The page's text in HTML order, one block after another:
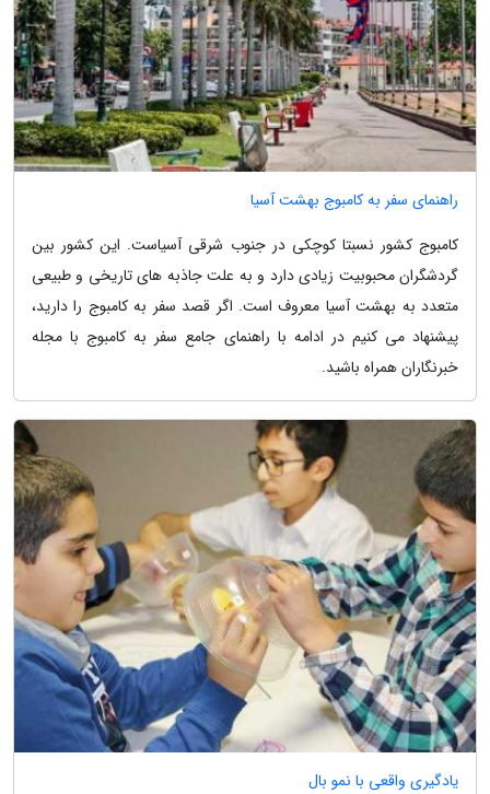
راهنمای سفر به کامبوج بهشت آسیا
کامبوج کشور نسبتا کوچکی در جنوب شرقی آسیاست. این کشور بین
گردشگران محبوبیت زیادی دارد و به علت جاذبه های تاریخی و طبیعی
متعدد به بهشت آسیا معروف است. اگر قصد سفر به کامبوج را دارید،
پیشنهاد می کنیم در ادامه با راهنمای جامع سفر به کامبوج با مجله
خبرنگاران همراه باشید.
یادگیری واقعی با نمو بال